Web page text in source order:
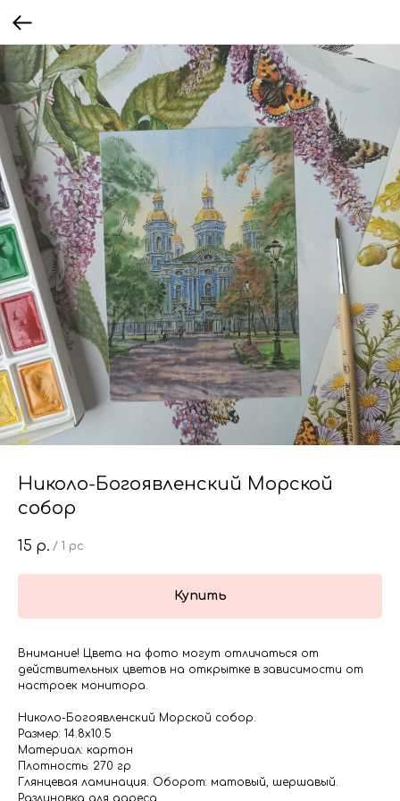
Николо-Богоявленский Морской
собор
15 р. / 1 pc
Купить
Внимание! Цвета на фото могут отличаться от
действительных цветов на открытке в зависимости от
настроек монитора.
Николо-Богоявленский Морской собор.
Размер: 14.8х10.5
Материал: картон
Плотность: 270 гр
Глянцевая ламинация. Оборот: матовый, шершавый.
Разлиновка для адреса.